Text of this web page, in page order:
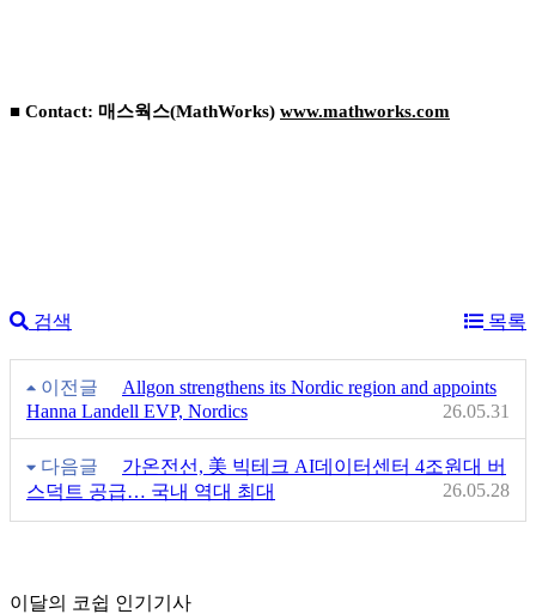
■ Contact: 매스웍스(MathWorks) www.mathworks.com
검색 목록
이전글
Allgon strengthens its Nordic region and appoints
Hanna Landell EVP, Nordics
26.05.31
다음글
가온전선, 美 빅테크 AI데이터센터 4조원대 버
스덕트 공급… 국내 역대 최대
26.05.28
이달의 코쉽 인기기사